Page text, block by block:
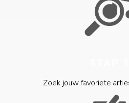
Zoek jouw favoriete